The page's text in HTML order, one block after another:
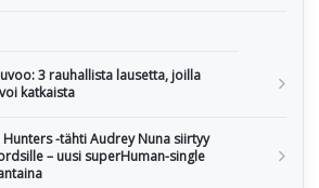
3 rauhallista lausetta, joilla
katkaista
Hunters -tähti Audrey Nuna siirtyy
– uusi superHuman-single